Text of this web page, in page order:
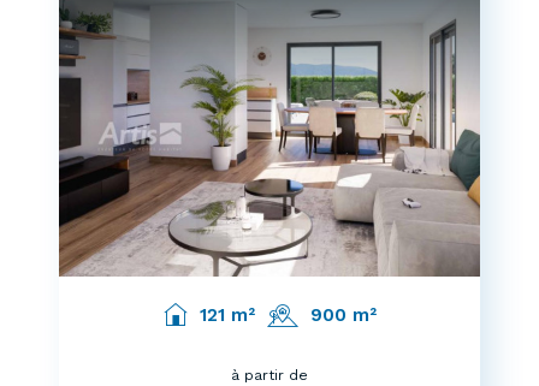
121 m² 900 m²
à partir de